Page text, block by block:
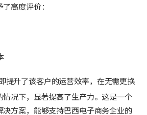
高度评价：
提升了该客户的运营效率，在无需更换
况下，显著提高了生产力。这是一个
方案，能够支持巴西电子商务企业的